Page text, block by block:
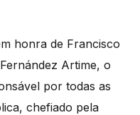
honra de Francisco
Artime, o
por todas as
chefiado pela